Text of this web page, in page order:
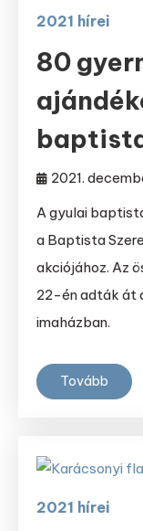
2021 hírei
80
2021.
A gyulai
a Baptista
akciójához. Az
22-én adták át
imaházban.
Tovább
2021 hírei